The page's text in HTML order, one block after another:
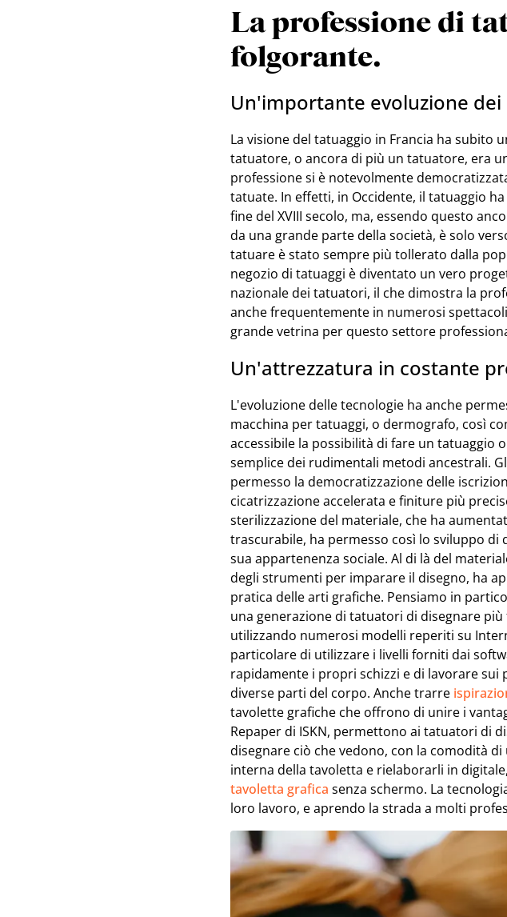
La professione di
folgorante.
Un'importante evoluzione dei
La visione del tatuaggio in Francia ha subito
tatuatore, o ancora di più un tatuatore, era
professione si è notevolmente
tatuate. In effetti, in Occidente, il tatuaggio
fine del XVIII secolo, ma, essendo questo
da una grande parte della società, è solo
tatuare è stato sempre più tollerato dalla
negozio di tatuaggi è diventato un vero
nazionale dei tatuatori, il che dimostra la
anche frequentemente in numerosi
grande vetrina per questo settore
Un'attrezzatura in costante
L'evoluzione delle tecnologie ha anche
macchina per tatuaggi, o dermografo, così
accessibile la possibilità di fare un tatuaggio
semplice dei rudimentali metodi ancestrali.
permesso la democratizzazione delle
cicatrizzazione accelerata e finiture più
sterilizzazione del materiale, che ha
trascurabile, ha permesso così lo sviluppo
sua appartenenza sociale. Al di là del
degli strumenti per imparare il disegno, ha
pratica delle arti grafiche. Pensiamo in
una generazione di tatuatori di disegnare
utilizzando numerosi modelli reperiti su
particolare di utilizzare i livelli forniti dai
rapidamente i propri schizzi e di lavorare
diverse parti del corpo. Anche trarre
tavolette grafiche che offrono di unire i
Repaper di ISKN, permettono ai tatuatori di
disegnare ciò che vedono, con la comodità
interna della tavoletta e rielaborarli in
tavoletta grafica senza schermo. La
loro lavoro, e aprendo la strada a molti